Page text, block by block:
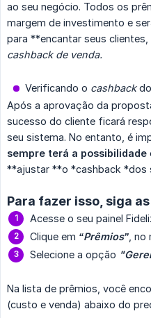
ao seu negócio. Todos os
margem de investimento e
para **encantar seus
cashback de venda.
Verificando o cashback
Após a aprovação da
sucesso do cliente ficará
seu sistema. No entanto, é
sempre terá a possibilidade
**ajustar **o *cashback *dos
Para fazer isso, siga
Acesse o seu painel
Clique em “Prêmios” ,
Selecione a opção
Na lista de prêmios, você
(custo e venda) abaixo do